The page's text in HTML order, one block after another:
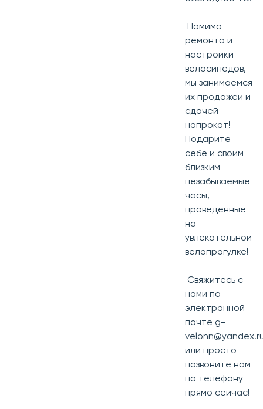
Помимо
ремонта и
настройки
велосипедов,
мы занимаемся
их продажей и
сдачей
напрокат!
Подарите
себе и своим
близким
незабываемые
часы,
проведенные
на
увлекательной
велопрогулке!
Свяжитесь с
нами по
электронной
почте g-
или просто
позвоните нам
по телефону
прямо сейчас!